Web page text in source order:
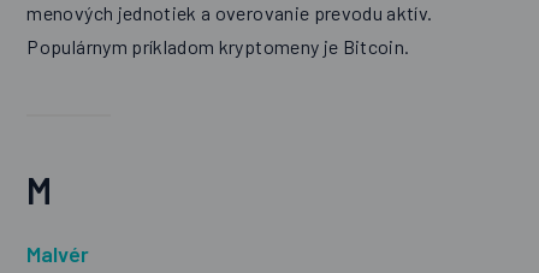
menových jednotiek a overovanie prevodu aktív.
Populárnym príkladom kryptomeny je Bitcoin.
M
Malvér